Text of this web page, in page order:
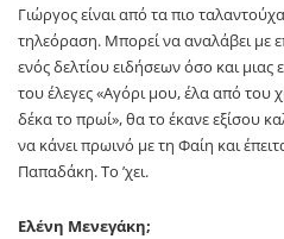
Γιώργος είναι από τα πιο
τηλεόραση. Μπορεί να αναλάβει με
ενός δελτίου ειδήσεων όσο και
του έλεγες «Αγόρι μου, έλα από του
δέκα το πρωί», θα το έκανε εξίσου
να κάνει πρωινό με τη Φαίη και
Παπαδάκη. Το ’χει.
Ελένη Μενεγάκη;